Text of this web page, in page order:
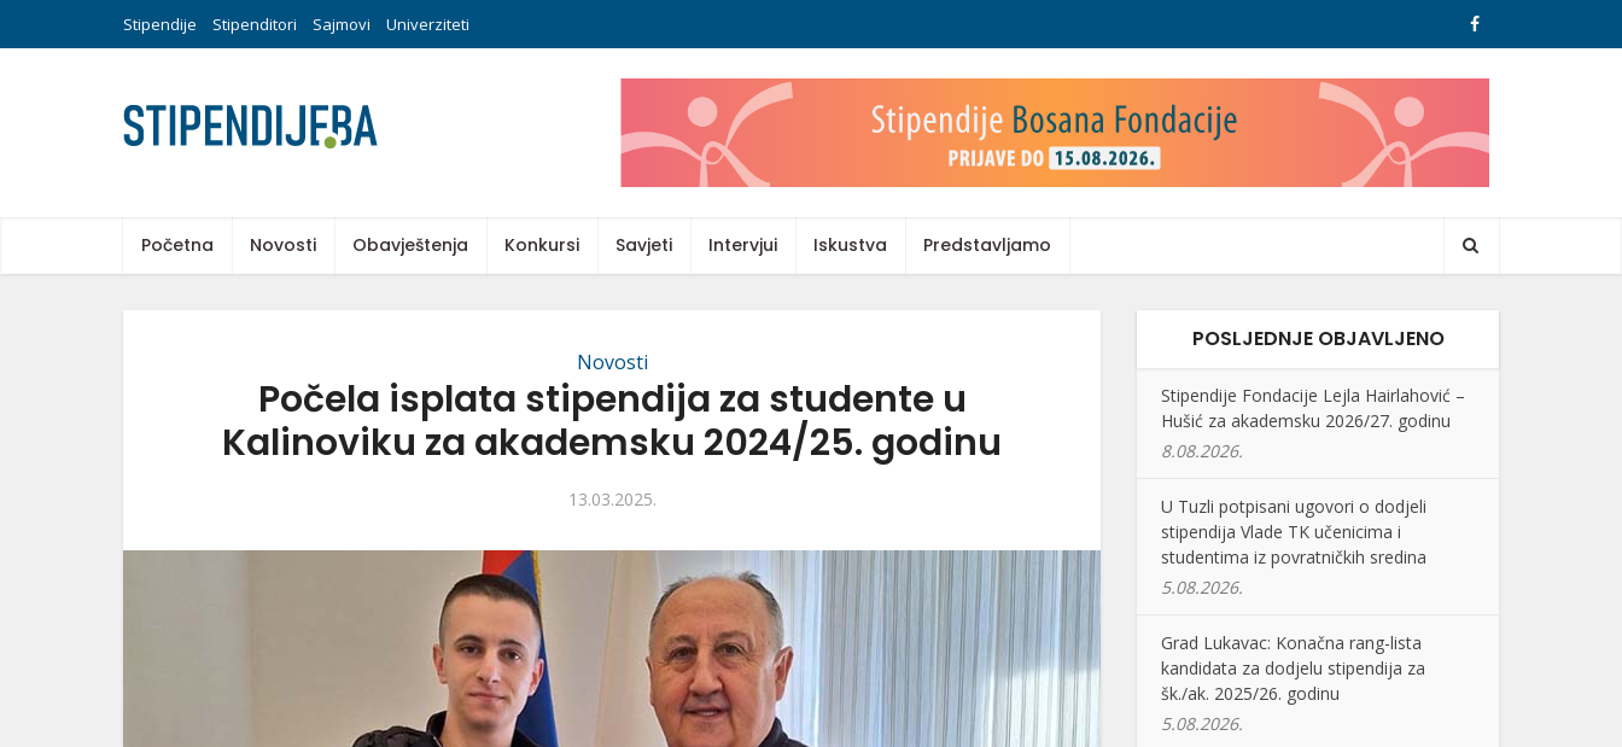
Stipendije Stipenditori Sajmovi Univerziteti
Početna Novosti Obavještenja Konkursi Savjeti Intervjui Iskustva Predstavljamo
Novosti
Počela isplata stipendija za studente u
Kalinoviku za akademsku 2024/25. godinu
13.03.2025.
POSLJEDNJE OBJAVLJENO
Stipendije Fondacije Lejla Hairlahović –
Hušić za akademsku 2026/27. godinu
8.08.2026.
U Tuzli potpisani ugovori o dodjeli
stipendija Vlade TK učenicima i
studentima iz povratničkih sredina
5.08.2026.
Grad Lukavac: Konačna rang-lista
kandidata za dodjelu stipendija za
šk./ak. 2025/26. godinu
5.08.2026.